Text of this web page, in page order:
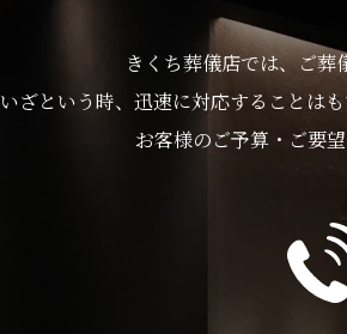
きくち葬儀店では、ご葬
いざという時、迅速に対応することは
お客様のご予算・ご要